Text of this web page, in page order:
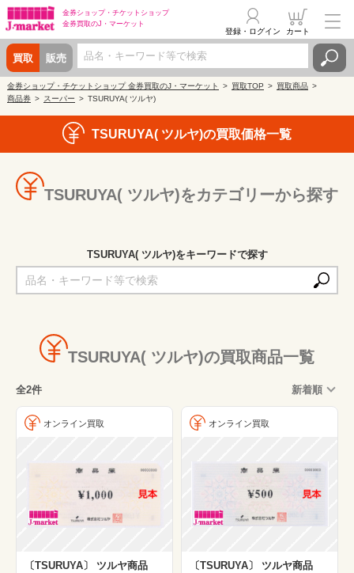
金券ショップ・ チケットショップ
金券買取のJ・マーケット
買取 販売
登録・ログイン カート
金券ショップ・チケットショップ 金券買取のJ・マーケット 買取TOP
買取商品
商品券
スーパー TSURUYA( ツルヤ)
TSURUYA( ツルヤ)の買取価格一覧
TSURUYA( ツルヤ)をカテゴリーから探す
TSURUYA( ツルヤ)をキーワードで探す
TSURUYA( ツルヤ)の買取商品一覧
全2件 新着順
オンライン買取
〔TSURUYA〕 ツルヤ商品
オンライン買取
〔TSURUYA〕 ツルヤ商品